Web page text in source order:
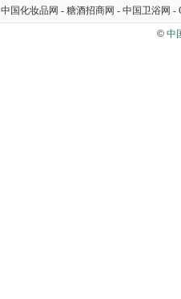
中国化妆品网 - 糖酒招商网 - 中国卫浴网 -
© 中